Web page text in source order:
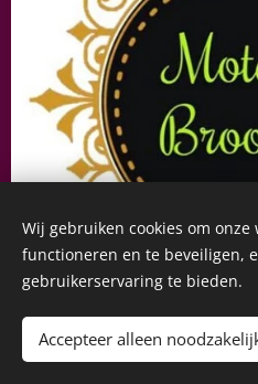
Motento
Wij gebruiken cookies om
functioneren en te beveiligen,
gebruikerservaring te bieden.
Accepteer alleen